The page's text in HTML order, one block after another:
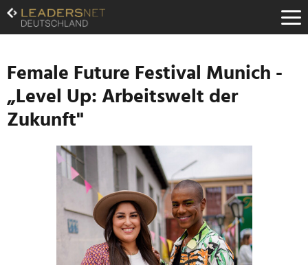
Zum
Inhalt
Zur
Navigation
Zur
Hauptnavigation
Female Future Festival Munich -
„Level Up: Arbeitswelt der
Zukunft"